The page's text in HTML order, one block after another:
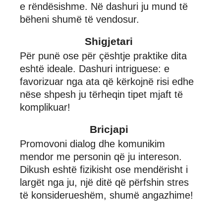
e rëndësishme. Në dashuri ju mund të
bëheni shumë të vendosur.
Shigjetari
Për punë ose për çështje praktike dita
eshtë ideale. Dashuri intriguese: e
favorizuar nga ata që kërkojnë risi edhe
nëse shpesh ju tërheqin tipet mjaft të
komplikuar!
Bricjapi
Promovoni dialog dhe komunikim
mendor me personin që ju intereson.
Dikush eshtë fizikisht ose mendërisht i
largët nga ju, një ditë që përfshin stres
të konsiderueshëm, shumë angazhime!